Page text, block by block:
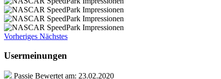
Vorheriges Nächstes
Usermeinungen
Passie Bewertet am: 23.02.2020